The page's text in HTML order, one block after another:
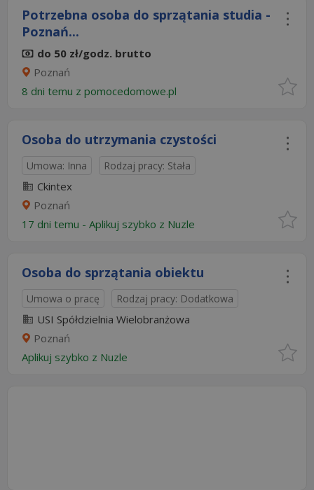
Potrzebna osoba do sprzątania studia -
Poznań...
do 50 zł/godz. brutto
Poznań
8 dni temu z pomocedomowe.pl
Osoba do utrzymania czystości
Umowa: Inna Rodzaj pracy: Stała
Ckintex
Poznań
17 dni temu - Aplikuj szybko z Nuzle
Osoba do sprzątania obiektu
Umowa o pracę Rodzaj pracy: Dodatkowa
USI Spółdzielnia Wielobranżowa
Poznań
Aplikuj szybko z Nuzle